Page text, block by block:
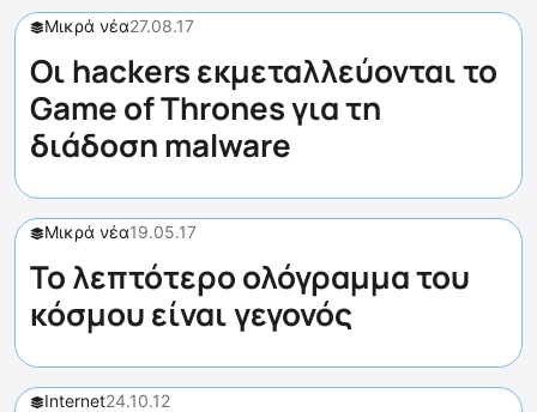
Μικρά νέα27.08.17
Οι hackers εκμεταλλεύονται το
Game of Thrones για τη
διάδοση malware
Μικρά νέα19.05.17
Το λεπτότερο ολόγραμμα του
κόσμου είναι γεγονός
Internet24.10.12